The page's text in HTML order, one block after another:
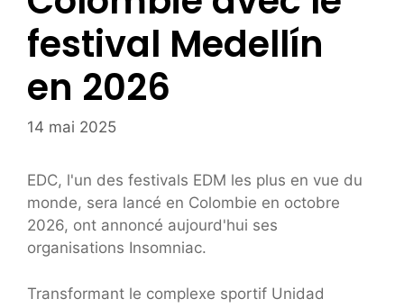
festival Medellín
en 2026
14 mai 2025
EDC, l'un des festivals EDM les plus en vue du
monde, sera lancé en Colombie en octobre
2026, ont annoncé aujourd'hui ses
organisations Insomniac.
Transformant le complexe sportif Unidad